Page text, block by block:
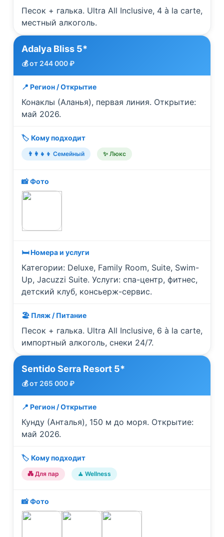
Песок + галька. Ultra All Inclusive, 4 à la carte,
местный алкоголь.
Adalya Bliss 5*
💰 от 244 000 ₽
📍 Регион / Открытие
Конаклы (Аланья), первая линия. Открытие:
май 2026.
🏷️ Кому подходит
👨‍👩‍👧‍👦 Семейный ✨ Люкс
📸 Фото
🛏️ Номера и услуги
Категории: Deluxe, Family Room, Suite, Swim-
Up, Jacuzzi Suite. Услуги: спа-центр, фитнес,
детский клуб, консьерж-сервис.
🏖️ Пляж / Питание
Песок + галька. Ultra All Inclusive, 6 à la carte,
импортный алкоголь, снеки 24/7.
Sentido Serra Resort 5*
💰 от 265 000 ₽
📍 Регион / Открытие
Кунду (Анталья), 150 м до моря. Открытие:
май 2026.
🏷️ Кому подходит
💑 Для пар 🧘 Wellness
📸 Фото